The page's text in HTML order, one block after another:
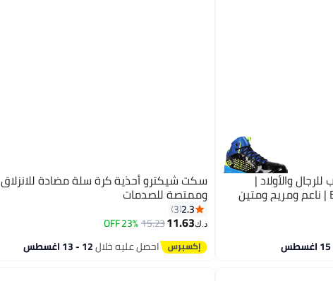
والأولاد |
12
سكت شيكترو أحذية كرة سلة مضادة للانزلاق
وممتصة للصدمات
2.3
3
د.ك‏11.63
15.23
23% OFF
احصل عليه خلال12 - 13 اغسطس